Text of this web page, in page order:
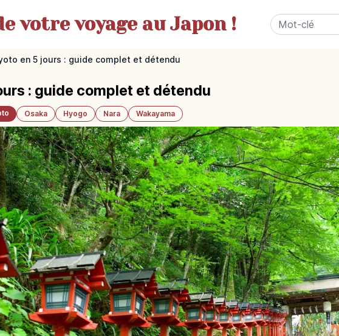
votrevoyage au Japon !
en 5 jours : guide complet et détendu
: guide complet et détendu
Osaka Hyogo Nara Wakayama